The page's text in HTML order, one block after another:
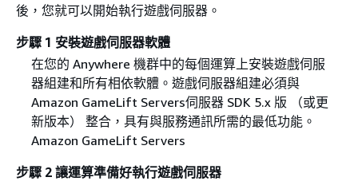
後，您就可以開始執行遊戲伺服器。
步驟 1 安裝遊戲伺服器軟體
在您的 Anywhere 機群中的每個運算上安裝遊戲伺服
器組建和所有相依軟體。遊戲伺服器組建必須與
Amazon GameLift Servers伺服器 SDK 5.x 版 （或更
新版本） 整合，具有與服務通訊所需的最低功能。
Amazon GameLift Servers
步驟 2 讓運算準備好執行遊戲伺服器